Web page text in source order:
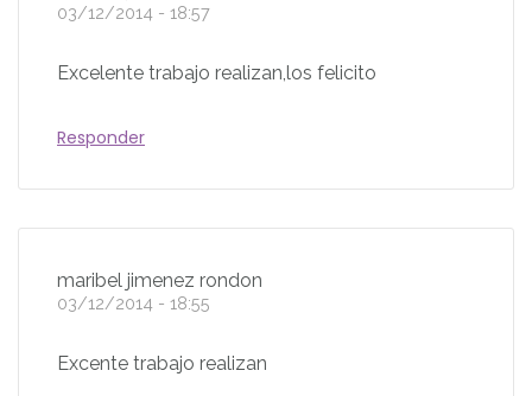
03/12/2014 - 18:57
Excelente trabajo realizan,los felicito
Responder
maribel jimenez rondon
03/12/2014 - 18:55
Excente trabajo realizan